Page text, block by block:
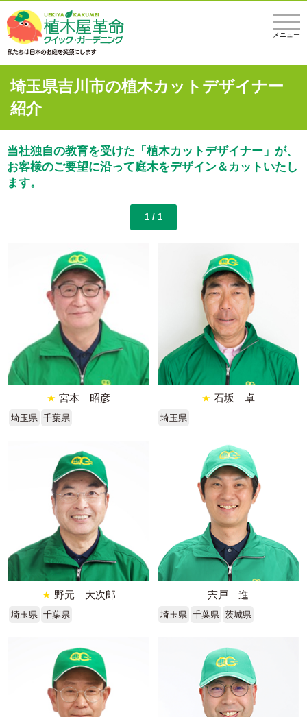
メニュー
埼玉県吉川市の植木カットデザイナー
紹介
当社独自の教育を受けた「植木カットデザイナー」が、
お客様のご要望に沿って庭木をデザイン＆カットいたし
ます。
1 / 1
★ 宮本 昭彦
埼玉県 千葉県
★ 石坂 卓
埼玉県
★ 野元 大次郎
埼玉県 千葉県
宍戸 進
埼玉県 千葉県 茨城県